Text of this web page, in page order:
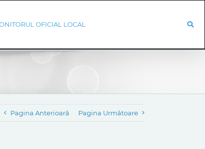
OFICIAL LOCAL
Pagina Anterioară Pagina Următoare